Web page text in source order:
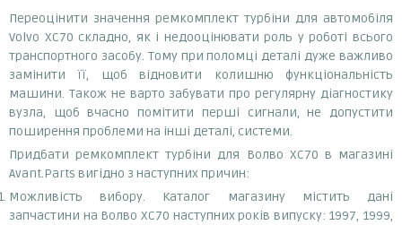
Переоцінити значення ремкомплект турбіни для автомобіля
Volvo XC70 складно, як і недооцінювати роль у роботі всього
транспортного засобу. Тому при поломці деталі дуже важливо
замінити її, щоб відновити колишню функціональність
машини. Також не варто забувати про регулярну діагностику
вузла, щоб вчасно помітити перші сигнали, не допустити
поширення проблеми на інші деталі, системи.
Придбати ремкомплект турбіни для Волво ХС70 в магазині
Avant.Parts вигідно з наступних причин:
Можливість вибору. Каталог магазину містить дані
запчастини на Волво ХС70 наступних років випуску: 1997, 1999,